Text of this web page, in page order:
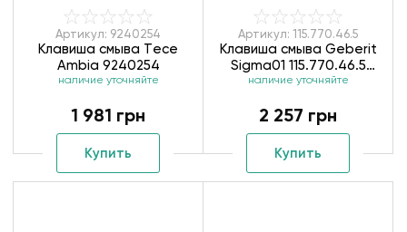
Артикул: 9240254
Клавиша смыва Тece
Ambia 9240254
наличие уточняйте
1 981 грн
Купить
Артикул: 115.770.46.5
Клавиша смыва Geberit
Sigma01 115.770.46.5
матовый хром
наличие уточняйте
2 257 грн
Купить